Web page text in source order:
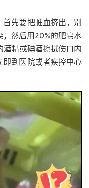
先要把脏血挤出，别
；然后用20%的肥皂水
酒精或碘酒擦拭伤口内
即到医院或者疾控中心